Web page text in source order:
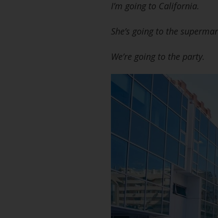
I’m going to California.
She’s going to the
We’re going to the party.